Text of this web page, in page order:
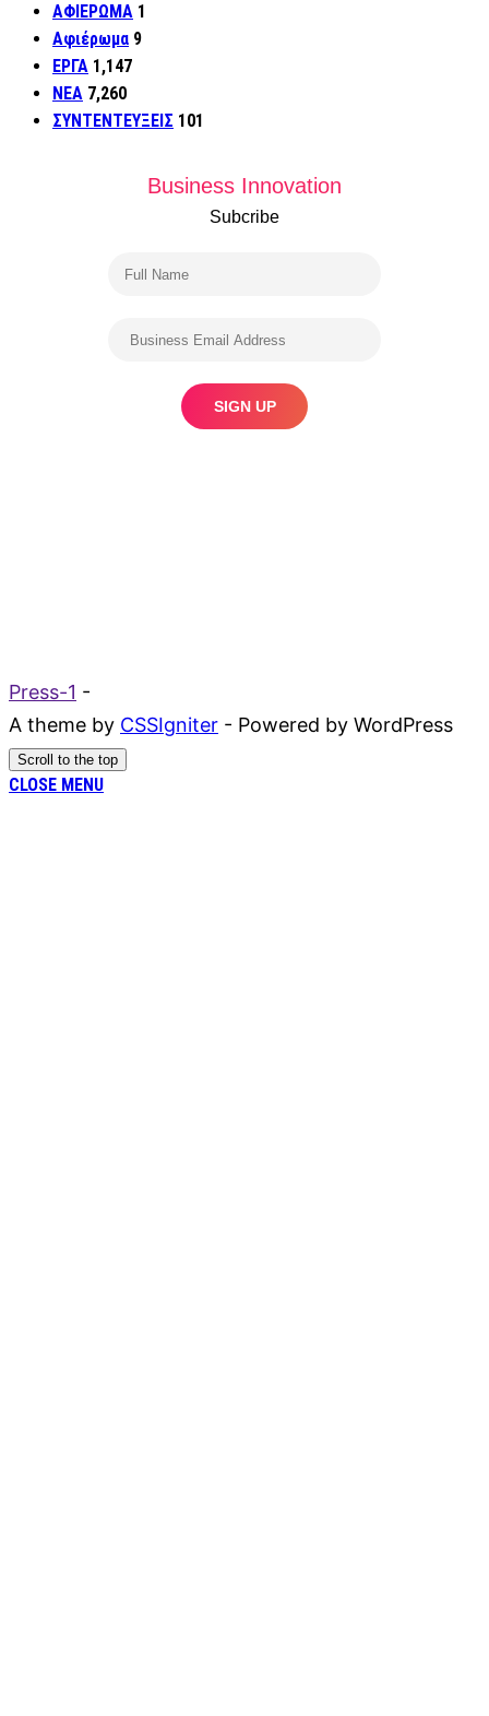
ΑΦΙΕΡΩΜΑ 1
Αφιέρωμα 9
ΕΡΓΑ 1,147
ΝΕΑ 7,260
ΣΥΝΤΕΝΤΕΥΞΕΙΣ 101
Business Innovation
Subcribe
Press-1 -
A theme by CSSIgniter - Powered by WordPress
Scroll to the top
CLOSE MENU